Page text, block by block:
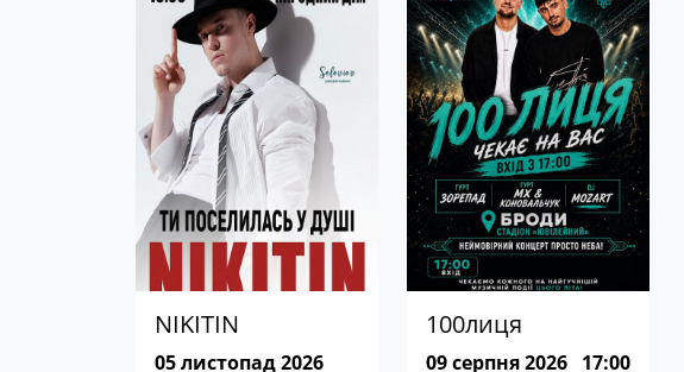
NIKITIN
05 листопад 2026
100лиця
09 серпня 2026 17:00